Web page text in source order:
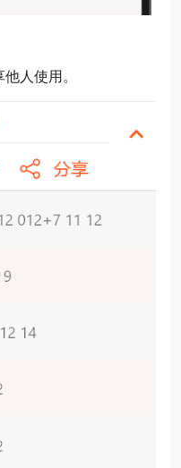
人使用。